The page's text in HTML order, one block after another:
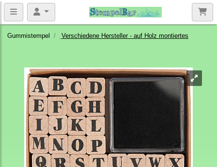
Gummistempel Verschiedene Hersteller - auf Holz montiertes